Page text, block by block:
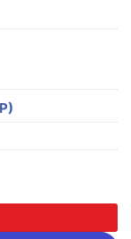
lượng